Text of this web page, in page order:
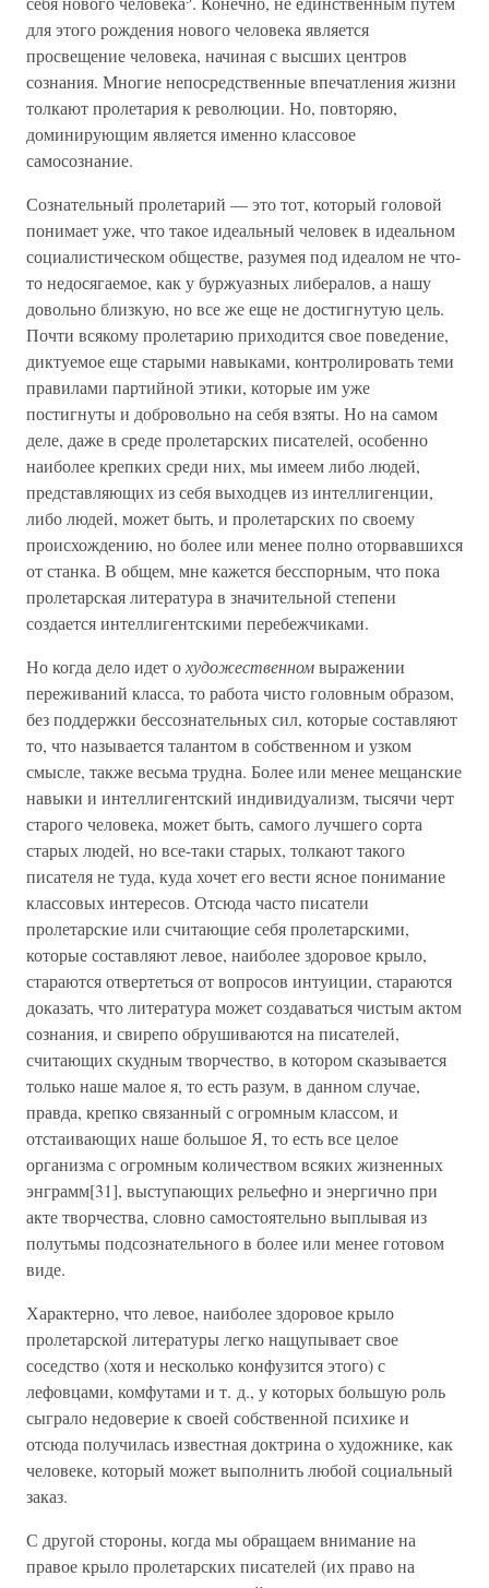
для этого рождения нового человека является
просвещение человека, начиная с высших центров
сознания. Многие непосредственные впечатления жизни
толкают пролетария к революции. Но, повторяю,
доминирующим является именно классовое
самосознание.
Сознательный пролетарий — это тот, который головой
понимает уже, что такое идеальный человек в идеальном
социалистическом обществе, разумея под идеалом не что-
то недосягаемое, как у буржуазных либералов, а нашу
довольно близкую, но все же еще не достигнутую цель.
Почти всякому пролетарию приходится свое поведение,
диктуемое еще старыми навыками, контролировать теми
правилами партийной этики, которые им уже
постигнуты и добровольно на себя взяты. Но на самом
деле, даже в среде пролетарских писателей, особенно
наиболее крепких среди них, мы имеем либо людей,
представляющих из себя выходцев из интеллигенции,
либо людей, может быть, и пролетарских по своему
происхождению, но более или менее полно оторвавшихся
от станка. В общем, мне кажется бесспорным, что пока
пролетарская литература в значительной степени
создается интеллигентскими перебежчиками.
Но когда дело идет охудожественномвыражении
переживаний класса, то работа чисто головным образом,
без поддержки бессознательных сил, которые составляют
то, что называется талантом в собственном и узком
смысле, также весьма трудна. Более или менее мещанские
навыки и интеллигентский индивидуализм, тысячи черт
старого человека, может быть, самого лучшего сорта
старых людей, но все-таки старых, толкают такого
писателя не туда, куда хочет его вести ясное понимание
классовых интересов. Отсюда часто писатели
пролетарские или считающие себя пролетарскими,
которые составляют левое, наиболее здоровое крыло,
стараются отвертеться от вопросов интуиции, стараются
доказать, что литература может создаваться чистым актом
сознания, и свирепо обрушиваются на писателей,
считающих скудным творчество, в котором сказывается
только наше малое я, то есть разум, в данном случае,
правда, крепко связанный с огромным классом, и
отстаивающих наше большое Я, то есть все целое
организма с огромным количеством всяких жизненных
энграмм[31], выступающих рельефно и энергично при
акте творчества, словно самостоятельно выплывая из
полутьмы подсознательного в более или менее готовом
виде.
Характерно, что левое, наиболее здоровое крыло
пролетарской литературы легко нащупывает свое
соседство (хотя и несколько конфузится этого) с
лефовцами, комфутами и т. д., у которых большую роль
сыграло недоверие к своей собственной психике и
отсюда получилась известная доктрина о художнике, как
человеке, который может выполнить любой социальный
заказ.
С другой стороны, когда мы обращаем внимание на
правое крыло пролетарских писателей (их право на